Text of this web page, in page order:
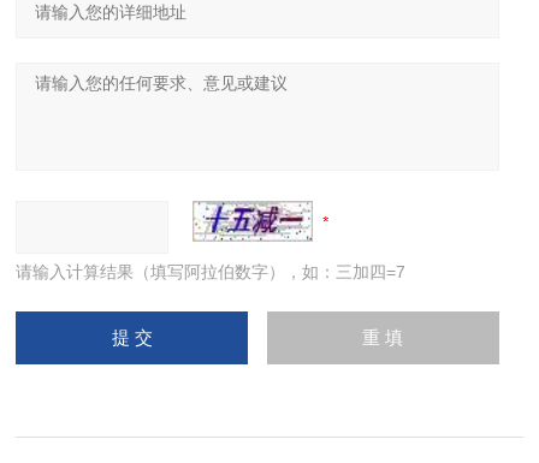
请输入计算结果（填写阿拉伯数字），如：三加四=7